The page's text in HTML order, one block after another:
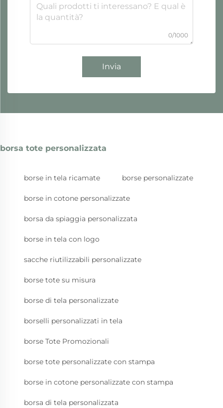
0/1000
Invia
borsa tote personalizzata
borse in tela ricamate borse personalizzate
borse in cotone personalizzate
borsa da spiaggia personalizzata
borse in tela con logo
sacche riutilizzabili personalizzate
borse tote su misura
borse di tela personalizzate
borselli personalizzati in tela
borse Tote Promozionali
borse tote personalizzate con stampa
borse in cotone personalizzate con stampa
borsa di tela personalizzata